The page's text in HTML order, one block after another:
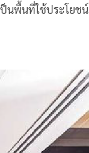
ป็นพื้นที่ใช้ประโยชน์